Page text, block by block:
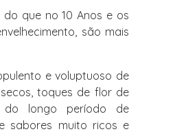
que no 10 Anos e os
são mais
e voluptuoso de
toques de flor de
do longo período de
sabores muito ricos e